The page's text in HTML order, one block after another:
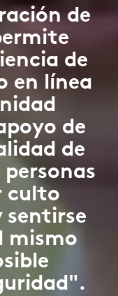
de
de
en línea
de
de
culto
sentirse
mismo